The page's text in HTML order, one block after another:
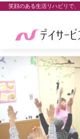
笑顔のある生活リハビリで